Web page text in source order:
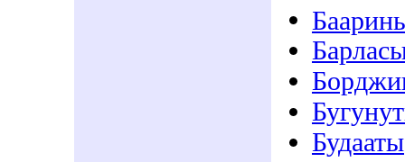
Будааты